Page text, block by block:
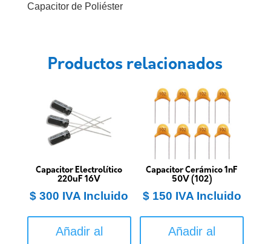
Capacitor de Poliéster
Productos relacionados
Capacitor Electrolítico
220uF 16V
$ 300 IVA Incluido
Añadir al
Capacitor Cerámico 1nF
50V (102)
$150 IVA Incluido
Añadir al